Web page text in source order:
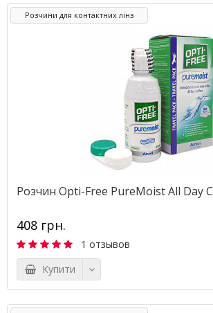
Розчини для контактних лінз
Розчин Opti-Free PureMoist All Day
408 грн.
1 отзывов
Купити